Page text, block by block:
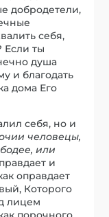
добродетели,
себя,
Если ты
душа
и благодать
дома Его
себя, но и
человецы,
или
и
оправдает
Которого
лицем